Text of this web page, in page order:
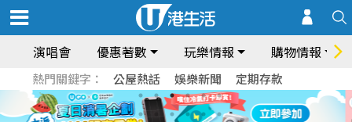
演唱會 優惠著數 玩樂情報 購物情報
熱門關鍵字： 公屋熱話 娛樂新聞 定期存款